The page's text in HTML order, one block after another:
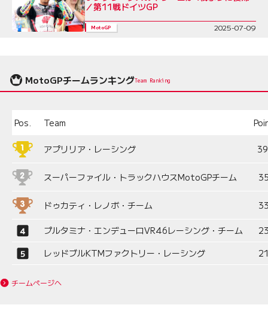
／第11戦ドイツGP
MotoGP 2025-07-09
MotoGPチームランキングTeam Ranking
Pos. Team
アプリリア・レーシング
スーパーファイル・トラックハウスMotoGPチーム
ドゥカティ・レノボ・チーム
プルタミナ・エンデューロVR46レーシング・チーム
レッドブルKTMファクトリー・レーシング
チームページへ